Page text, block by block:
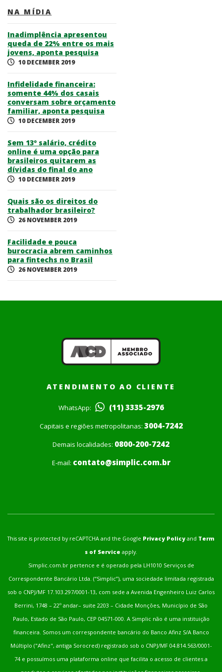
NA MÍDIA
Inadimplência apresentou
queda de 22% entre os mais
jovens, aponta pesquisa
10 DECEMBER 2019
Infidelidade financeira:
somente 44% dos casais
conversam sobre orçamento
familiar, aponta pesquisa
10 DECEMBER 2019
Sem 13º salário, crédito
online é uma opção para
brasileiros quitarem as
dívidas do final do ano
10 DECEMBER 2019
Quais são os direitos do
trabalhador brasileiro?
26 NOVEMBER 2019
Facilidade e pouca
burocracia abrem caminhos
para fintechs no Brasil
26 NOVEMBER 2019
ATENDIMENTO AO CLIENTE
WhatsApp: (11) 3335-2976
Capitais e regiões metropolitanas: 3004-7242
Demais localidades: 0800-200-7242
E-mail: contato@simplic.com.br
This site is protected by reCAPTCHA and the Google Privacy Policy and Term
s of Service apply.
Simplic.com.br pertence e é operado pela LH1010 Serviços de
Correspondente Bancário Ltda. (“Simplic”), uma sociedade limitada registrada
sob o CNPJ/MF 17.103.297/0001-13, com sede a Avenida Engenheiro Luiz Carlos
Berrini, 1748 – 22º andar– suite 2203 – Cidade Monções, Município de São
Paulo, Estado de São Paulo, CEP 04571-000. A Simplic não é uma instituição
financeira. Somos um correspondente bancário do Banco Afinz S/A Banco
Múltiplo ("Afinz", antiga Sorocred) registrado sob o CNPJ/MF 04.814.563/0001-
74 e possuímos uma plataforma online que facilita o acesso de clientes a